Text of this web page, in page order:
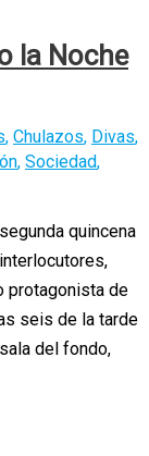
la Noche
, Chulazos, Divas,
, Sociedad,
quincena
protagonista de
seis de la tarde
del fondo,